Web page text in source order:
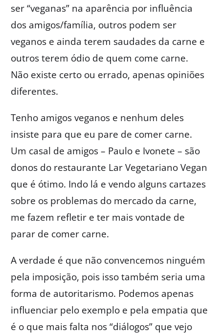
ser “veganas” na aparência por influência
dos amigos/família, outros podem ser
veganos e ainda terem saudades da carne e
outros terem ódio de quem come carne.
Não existe certo ou errado, apenas opiniões
diferentes.
Tenho amigos veganos e nenhum deles
insiste para que eu pare de comer carne.
Um casal de amigos – Paulo e Ivonete – são
donos do restaurante Lar Vegetariano Vegan
que é ótimo. Indo lá e vendo alguns cartazes
sobre os problemas do mercado da carne,
me fazem refletir e ter mais vontade de
parar de comer carne.
A verdade é que não convencemos ninguém
pela imposição, pois isso também seria uma
forma de autoritarismo. Podemos apenas
influenciar pelo exemplo e pela empatia que
é o que mais falta nos “diálogos” que vejo